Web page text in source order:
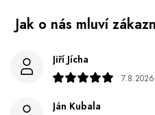
Jiří Jícha
7.8.2026
Ján Kubala